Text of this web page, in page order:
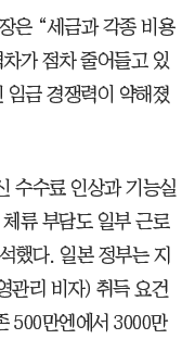
은 “세금과 각종 비용
가 점차 줄어들고 있
임금 경쟁력이 약해졌
수수료 인상과 기능실
류 부담도 일부 근로
했다. 일본 정부는 지
관리 비자) 취득 요건
500만엔에서 3000만